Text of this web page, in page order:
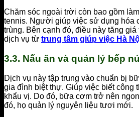
Chăm sóc ngoài trời còn bao gồm
tennis. Người giúp việc sử dụng hóa
trùng. Bên cạnh đó, điều này tăng giá
dịch vụ từ trung tâm giúp việc Hà
3.3. Nấu ăn và quản lý bếp
Dịch vụ này tập trung vào chuẩn bị
gia đình biệt thự. Giúp việc biết công
khẩu vị. Do đó, bữa cơm trở nên
đó, họ quản lý nguyên liệu tươi mới.